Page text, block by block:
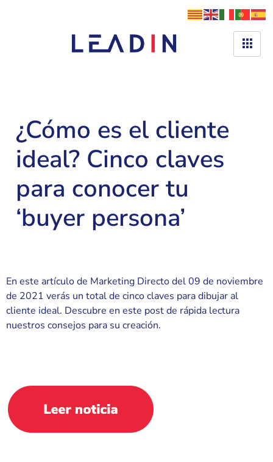
¿Cómo es el cliente
ideal? Cinco claves
para conocer tu
‘buyer persona’
En este artículo de Marketing Directo del 09 de noviembre
de 2021 verás un total de cinco claves para dibujar al
cliente ideal. Descubre en este post de rápida lectura
nuestros consejos para su creación.